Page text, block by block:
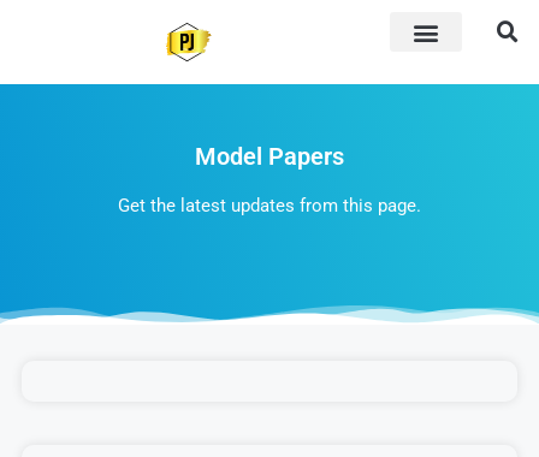
Model Papers
Get the latest updates from this page.